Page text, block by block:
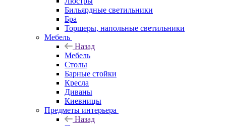
Бильярдные светильники
Бра
Торшеры, напольные светильники
Мебель
Назад
Мебель
Столы
Барные стойки
Кресла
Диваны
Киевницы
Предметы интерьера
Назад